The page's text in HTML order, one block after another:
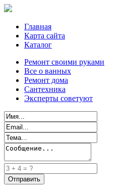
Главная
Карта сайта
Каталог
Ремонт своими руками
Все о ванных
Ремонт дома
Сантехника
Эксперты советуют